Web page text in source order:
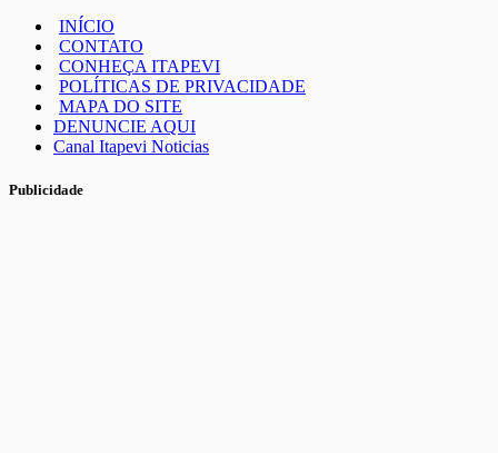
INÍCIO
CONTATO
CONHEÇA ITAPEVI
POLÍTICAS DE PRIVACIDADE
MAPA DO SITE
DENUNCIE AQUI
Canal Itapevi Noticias
Publicidade